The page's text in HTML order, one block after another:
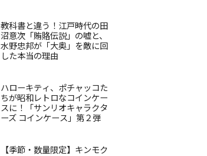
教科書と違う！江戸時代の田
沼意次「賄賂伝説」の嘘と、
水野忠邦が「大奥」を敵に回
した本当の理由
ハローキティ、ポチャッコた
ちが昭和レトロなコインケー
スに！「サンリオキャラクタ
ーズ コインケース」第２弾
【季節・数量限定】キンモク